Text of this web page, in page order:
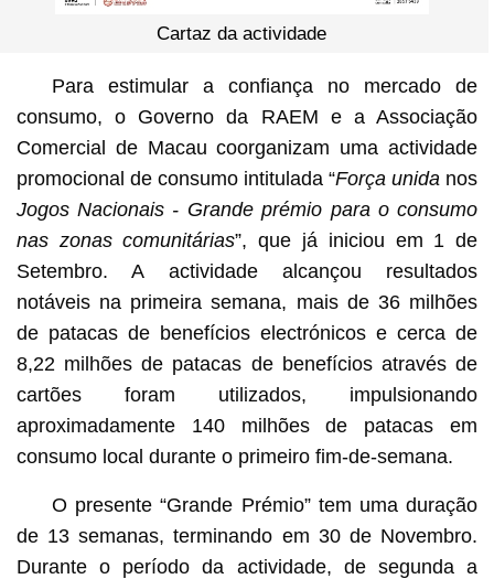
Cartaz da actividade
Para estimular a confiança no mercado de
consumo, o Governo da RAEM e a Associação
Comercial de Macau coorganizam uma actividade
promocional de consumo intitulada “Força unida nos
Jogos Nacionais - Grande prémio para o consumo
nas zonas comunitárias”, que já iniciou em 1 de
Setembro. A actividade alcançou resultados
notáveis na primeira semana, mais de 36 milhões
de patacas de benefícios electrónicos e cerca de
8,22 milhões de patacas de benefícios através de
cartões foram utilizados, impulsionando
aproximadamente 140 milhões de patacas em
consumo local durante o primeiro fim-de-semana.
O presente “Grande Prémio” tem uma duração
de 13 semanas, terminando em 30 de Novembro.
Durante o período da actividade, de segunda a